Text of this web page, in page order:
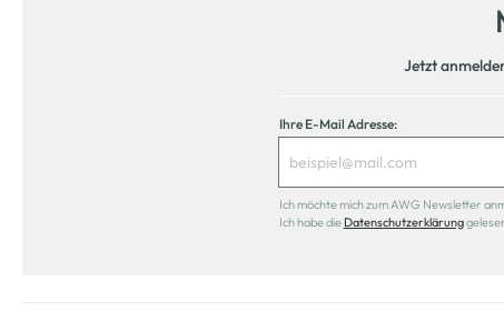
Jetzt
Ihre E-Mail Adresse:
Ich möchte mich zum AWG Newsletter
Ich habe die Datenschutzerklärung